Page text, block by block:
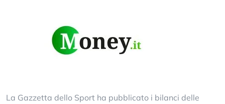
La Gazzetta dello Sport ha pubblicato i bilanci delle